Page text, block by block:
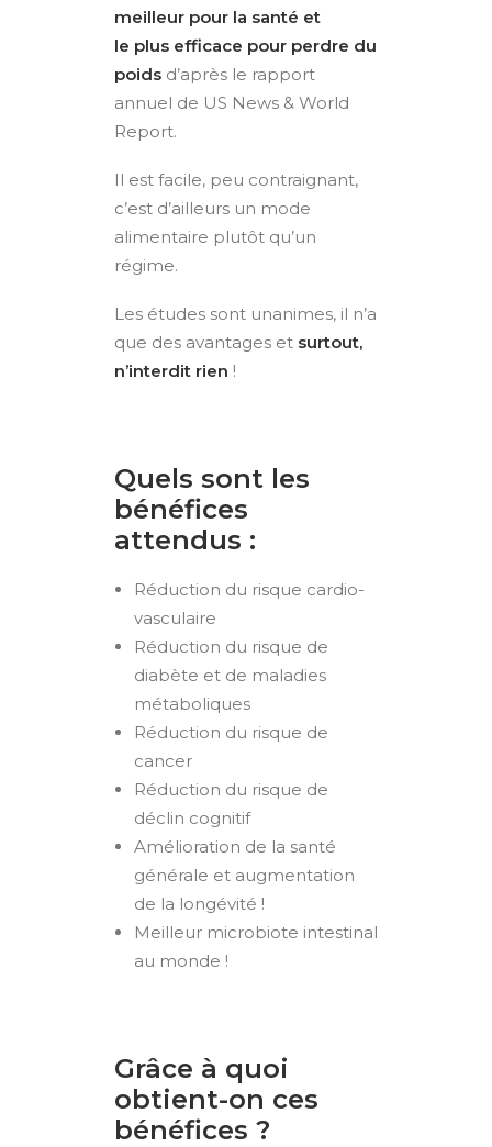
meilleur pour la santé et
le plus efficace pour perdre du
poidsd’après le rapport
annuel de US News & World
Report.
Il est facile, peu contraignant,
c’est d’ailleurs un mode
alimentaire plutôt qu’un
régime.
Les études sont unanimes, il n’a
que des avantages et surtout,
n’interdit rien !
Quels sont les
bénéfices
attendus :
Réduction du risque cardio-
vasculaire
Réduction du risque de
diabète et de maladies
métaboliques
Réduction du risque de
cancer
Réduction du risque de
déclin cognitif
Amélioration de la santé
générale et augmentation
de la longévité !
Meilleur microbiote intestinal
au monde !
Grâce à quoi
obtient-on ces
bénéfices ?